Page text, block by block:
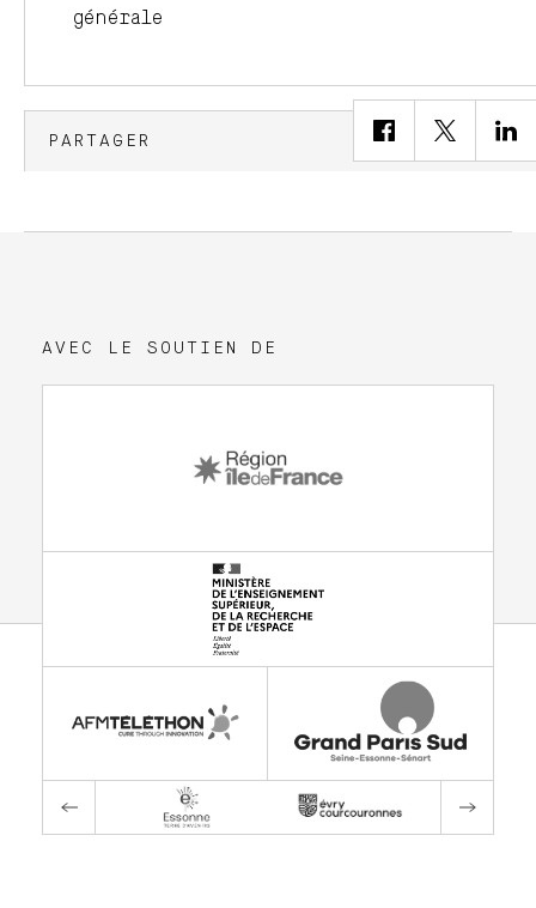
générale
PARTAGER
AVEC LE SOUTIEN DE